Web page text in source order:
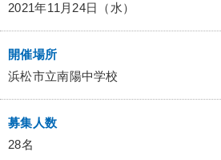
2021年11月24日（水）
開催場所
浜松市立南陽中学校
募集人数
28名